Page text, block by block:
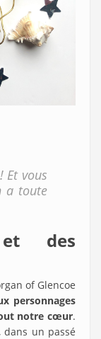
Et vous
a toute
et des
of Glencoe
personnages
notre cœur.
dans un passé